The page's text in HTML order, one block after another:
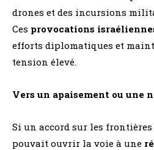
drones et des incursions
Ces provocations
efforts diplomatiques et
tension élevé​.
Vers un apaisement ou une
Si un accord sur les
pouvait ouvrir la voie à une